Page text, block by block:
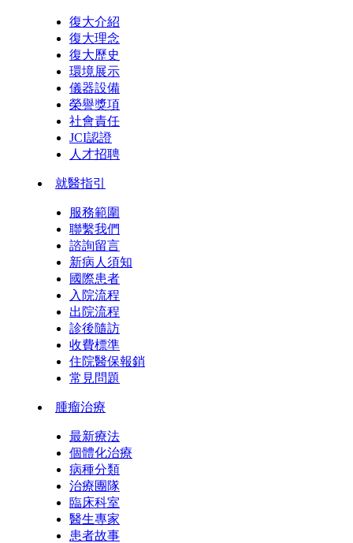
復大介紹
復大理念
復大歷史
環境展示
儀器設備
榮譽獎項
社會責任
JCI認證
人才招聘
就醫指引
服務範圍
聯繫我們
諮詢留言
新病人須知
國際患者
入院流程
出院流程
診後隨訪
收費標準
住院醫保報銷
常見問題
腫瘤治療
最新療法
個體化治療
病種分類
治療團隊
臨床科室
醫生專家
患者故事